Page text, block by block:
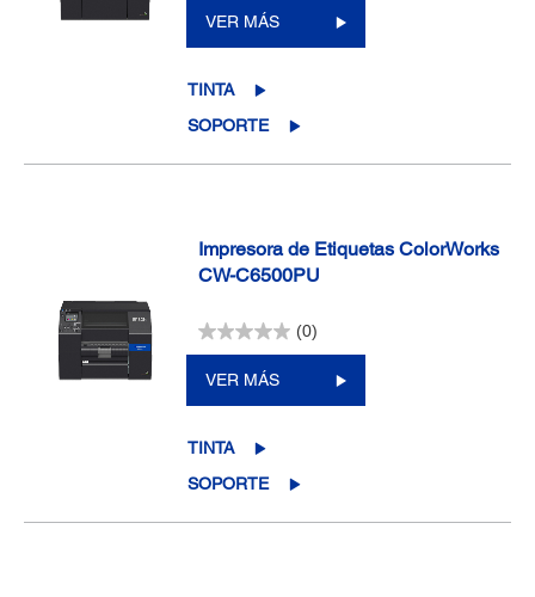
VER MÁS
TINTA
SOPORTE
Impresora de Etiquetas ColorWorks
CW-C6500PU
(0)
VER MÁS
TINTA
SOPORTE